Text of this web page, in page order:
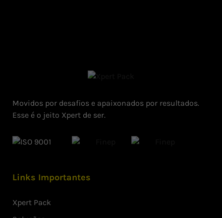
Movidos por desafios e apaixonados por resultados.
Esse é o jeito Xpert de ser.
Links Importantes
Xpert Pack